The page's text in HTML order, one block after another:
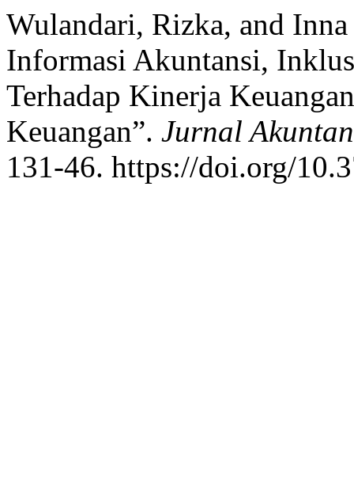
Wulandari, Rizka, and
Informasi Akuntansi,
Terhadap Kinerja
Keuangan”. Jurnal
131-46. https://doi.org/